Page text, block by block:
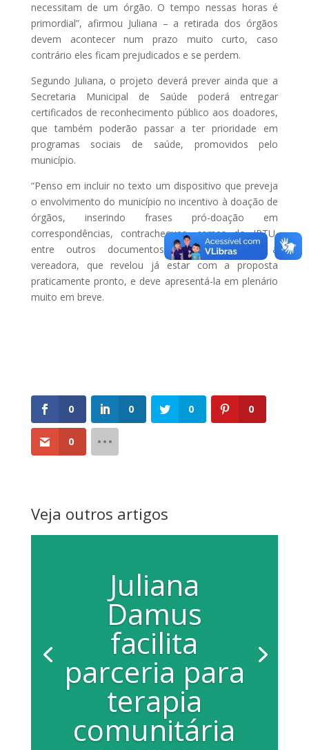
necessitam de um órgão. O tempo nessas horas é
primordial”, afirmou Juliana – a retirada dos órgãos
devem acontecer num prazo muito curto, caso
contrário eles ficam prejudicados e se perdem.
Segundo Juliana, o projeto deverá prever ainda que a
Secretaria Municipal de Saúde poderá entregar
certificados de reconhecimento público aos doadores,
que também poderão passar a ter prioridade em
programas sociais de saúde, promovidos pelo
município.
“Penso em incluir no texto um dispositivo que preveja
o envolvimento do município no incentivo à doação de
órgãos, inserindo frases pró-doação em
correspondências, contracheques, carnes do IPTU,
entre outros documentos oficiais”, afirmou a
vereadora, que revelou já estar com a proposta
praticamente pronto, e deve apresentá-la em plenário
muito em breve.
0 0 0 0
0
Veja outros artigos
Juliana
Damus
facilita
parceria para
terapia
comunitária